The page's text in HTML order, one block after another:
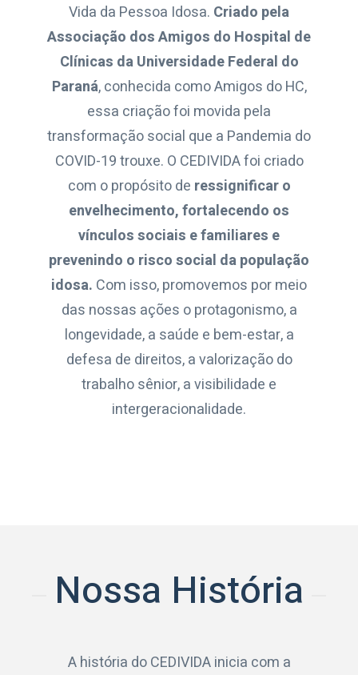
Vida da Pessoa Idosa. Criado pela
Associação dos Amigos do Hospital de
Clínicas da Universidade Federal do
Paraná, conhecida como Amigos do HC,
essa criação foi movida pela
transformação social que a Pandemia do
COVID-19 trouxe. O CEDIVIDA foi criado
com o propósito de ressignificar o
envelhecimento, fortalecendo os
vínculos sociais e familiares e
prevenindo o risco social da população
idosa. Com isso, promovemos por meio
das nossas ações o protagonismo, a
longevidade, a saúde e bem-estar, a
defesa de direitos, a valorização do
trabalho sênior, a visibilidade e
intergeracionalidade.
Nossa História
A história do CEDIVIDA inicia com a